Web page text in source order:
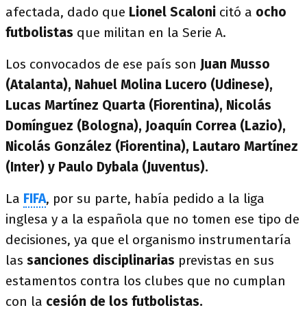
afectada, dado que Lionel Scaloni citó a ocho
futbolistas que militan en la Serie A.
Los convocados de ese país son Juan Musso
(Atalanta), Nahuel Molina Lucero (Udinese),
Lucas Martínez Quarta (Fiorentina), Nicolás
Domínguez (Bologna), Joaquín Correa (Lazio),
Nicolás González (Fiorentina), Lautaro Martínez
(Inter) y Paulo Dybala (Juventus).
La FIFA, por su parte, había pedido a la liga
inglesa y a la española que no tomen ese tipo de
decisiones, ya que el organismo instrumentaría
las sanciones disciplinarias previstas en sus
estamentos contra los clubes que no cumplan
con la cesión de los futbolistas.